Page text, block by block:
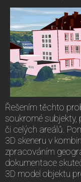
Řešením těchto
soukromé
či celých areálů.
3D skeneru v
zpracováním
dokumentace
3D model objektu